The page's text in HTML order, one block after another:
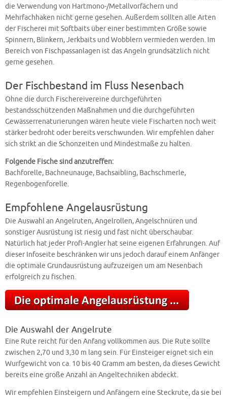
die Verwendung von Hartmono-/Metallvorfächern und
Mehrfachhaken nicht gerne gesehen. Außerdem sollten alle Arten
der Fischerei mit Softbaits über einer bestimmten Größe sowie
Spinnern, Blinkern, Jerkbaits und Wobblern vermieden werden. Im
Bereich von Fischpassanlagen ist das Angeln grundsätzlich nicht
gerne gesehen.
Der Fischbestand im Fluss Nesenbach
Ohne die durch Fischereivereine durchgeführten
bestandsschützenden Maßnahmen und die durchgeführten
Gewässerrenaturierungen wären heute viele Fischarten noch weit
stärker bedroht oder bereits verschwunden. Wir empfehlen daher
sich strikt an die Schonzeiten und Mindestmaße zu halten.
Folgende Fische sind anzutreffen:
Bachforelle, Bachneunauge, Bachsaibling, Bachschmerle,
Regenbogenforelle.
Empfohlene Angelausrüstung
Die Auswahl an Angelruten, Angelrollen, Angelschnüren und
sonstiger Ausrüstung ist riesig und fast nicht überschaubar.
Natürlich hat jeder Profi-Angler hat seine eigenen Erfahrungen. Auf
dieser Infoseite beschränken wir uns jedoch darauf einem Anfänger
die optimale Grundausrüstung aufzuzeigen um am Nesenbach
erfolgreich zu fischen.
Die Auswahl der Angelrute
Eine Rute reicht für den Anfang vollkommen aus. Die Rute sollte
zwischen 2,70 und 3,30 m lang sein. Für Einsteiger eignet sich ein
Wurfgewicht von ca. 10 bis 40 Gramm am besten, da dieses Gewicht
bereits eine große Anzahl an Angeltechniken abdeckt.
Wir empfehlen Einsteigern und Anfängern eine Steckrute, da sie bei